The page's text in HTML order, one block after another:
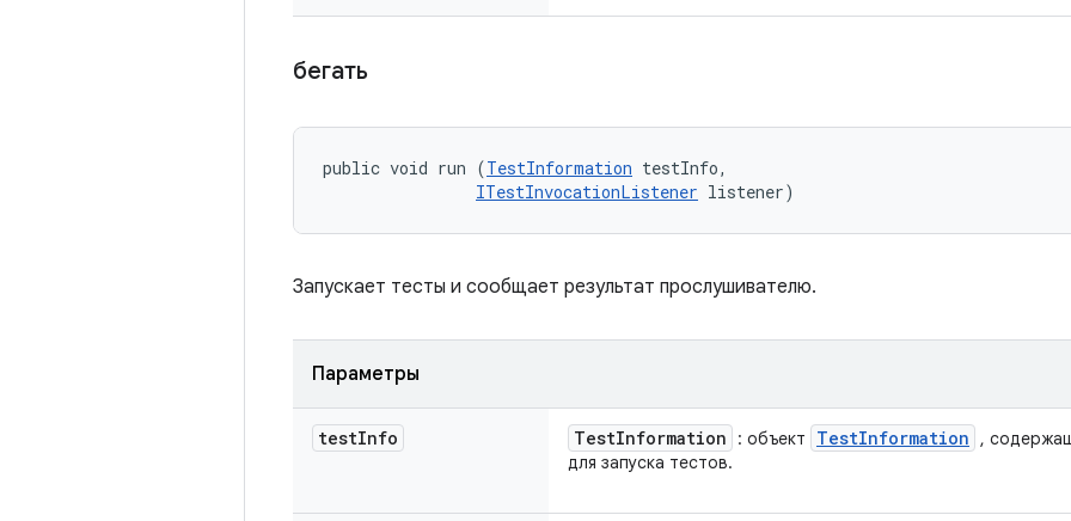
бегать
public void run (TestInformation testInfo,
ITestInvocationListener listener)
Запускает тесты и сообщает результат прослушивателю.
Параметры
testInfo TestInformation : объект TestInformation
,
для запуска тестов.